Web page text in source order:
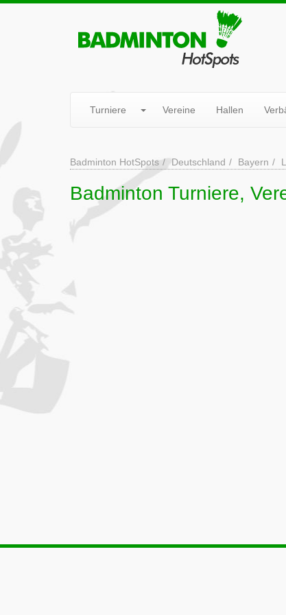
Turniere Vereine Hallen
Badminton HotSpots Deutschland Bayern
Badminton Turniere,